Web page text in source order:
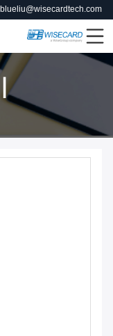
blueliu@wisecardtech.com